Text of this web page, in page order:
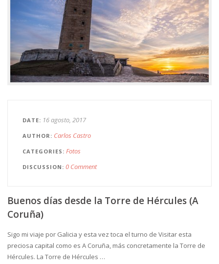
DATE 16 agosto, 2017
AUTHOR Carlos Castro
CATEGORIES Fotos
DISCUSSION 0 Comment
Buenos días desde la Torre de Hércules (A
Coruña)
Sigo mi viaje por Galicia y esta vez toca el turno de Visitar esta
preciosa capital como es A Coruña, más concretamente la Torre de
Hércules. La Torre de Hércules …